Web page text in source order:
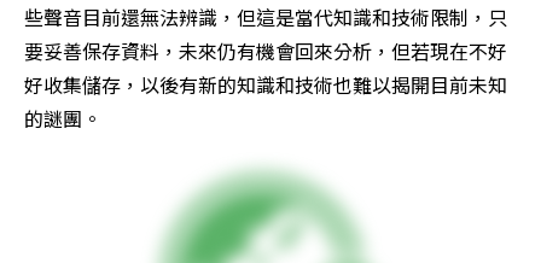
些聲音目前還無法辨識，但這是當代知識和技術限制，只
要妥善保存資料，未來仍有機會回來分析，但若現在不好
好收集儲存，以後有新的知識和技術也難以揭開目前未知
的謎團。